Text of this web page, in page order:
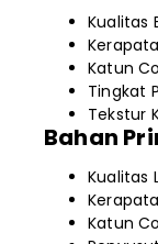
Kualitas
Katun
Tingkat
Tekstur
Bahan
Kualitas
Katun